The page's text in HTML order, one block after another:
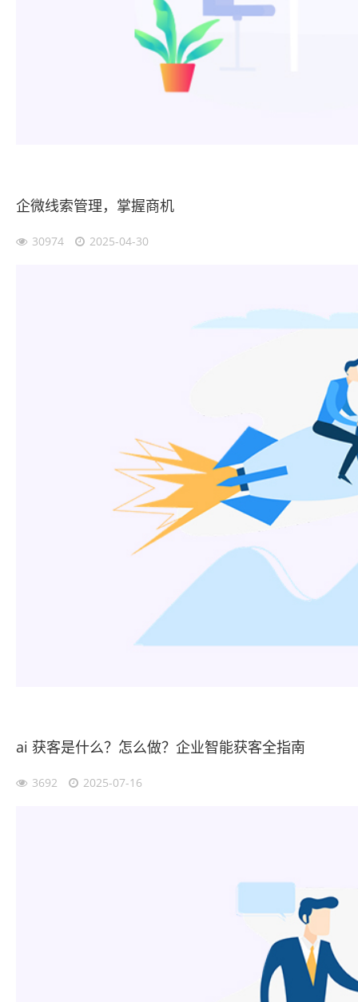
企微线索管理，掌握商机
30974 2025-04-30
ai 获客是什么？怎么做？企业智能获客全指南
3692 2025-07-16